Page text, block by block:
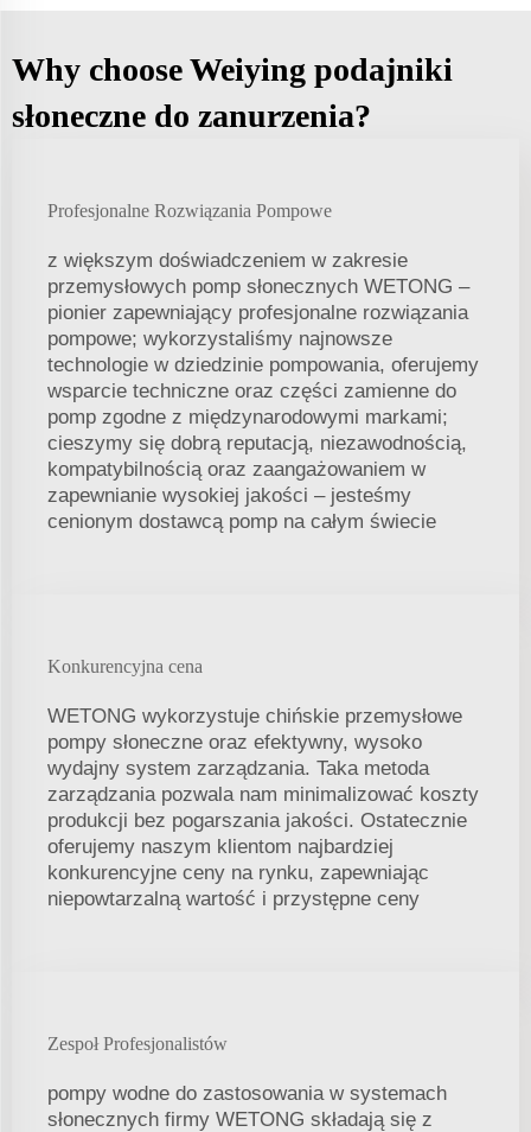
Why choose Weiying podajniki
słoneczne do zanurzenia?
Profesjonalne Rozwiązania Pompowe
z większym doświadczeniem w zakresie
przemysłowych pomp słonecznych WETONG –
pionier zapewniający profesjonalne rozwiązania
pompowe; wykorzystaliśmy najnowsze
technologie w dziedzinie pompowania, oferujemy
wsparcie techniczne oraz części zamienne do
pomp zgodne z międzynarodowymi markami;
cieszymy się dobrą reputacją, niezawodnością,
kompatybilnością oraz zaangażowaniem w
zapewnianie wysokiej jakości – jesteśmy
cenionym dostawcą pomp na całym świecie
Konkurencyjna cena
WETONG wykorzystuje chińskie przemysłowe
pompy słoneczne oraz efektywny, wysoko
wydajny system zarządzania. Taka metoda
zarządzania pozwala nam minimalizować koszty
produkcji bez pogarszania jakości. Ostatecznie
oferujemy naszym klientom najbardziej
konkurencyjne ceny na rynku, zapewniając
niepowtarzalną wartość i przystępne ceny
Zespoł Profesjonalistów
pompy wodne do zastosowania w systemach
słonecznych firmy WETONG składają się z